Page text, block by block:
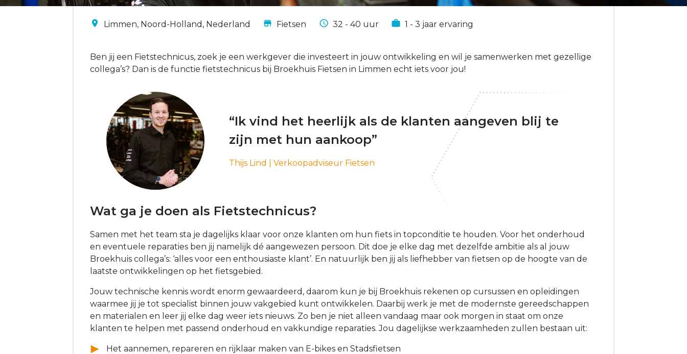
Limmen, Noord-Holland, Nederland Fietsen 32 - 40 uur 1 - 3 jaar ervaring
Ben jij een Fietstechnicus, zoek je een werkgever die investeert in jouw ontwikkeling en wil je samenwerken met gezellige
collega’s? Dan is de functie fietstechnicus bij Broekhuis Fietsen in Limmen echt iets voor jou!
“Ik vind het heerlijk als de klanten aangeven blij te
zijn met hun aankoop”
Thijs Lind | Verkoopadviseur Fietsen
Wat ga je doen als Fietstechnicus?
Samen met het team sta je dagelijks klaar voor onze klanten om hun fiets in topconditie te houden. Voor het onderhoud
en eventuele reparaties ben jij namelijk dé aangewezen persoon. Dit doe je elke dag met dezelfde ambitie als al jouw
Broekhuis collega’s: ‘alles voor een enthousiaste klant’. En natuurlijk ben jij als liefhebber van fietsen op de hoogte van de
laatste ontwikkelingen op het fietsgebied.
Jouw technische kennis wordt enorm gewaardeerd, daarom kun je bij Broekhuis rekenen op cursussen en opleidingen
waarmee jij je tot specialist binnen jouw vakgebied kunt ontwikkelen. Daarbij werk je met de modernste gereedschappen
en materialen en leer jij elke dag weer iets nieuws. Zo ben je niet alleen vandaag maar ook morgen in staat om onze
klanten te helpen met passend onderhoud en vakkundige reparaties. Jou dagelijkse werkzaamheden zullen bestaan uit:
Het aannemen, repareren en rijklaar maken van E-bikes en Stadsfietsen